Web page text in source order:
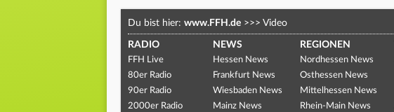
Du bist hier: www.FFH.de >>> Video
RADIO
FFH Live
80er Radio
90er Radio
2000er Radio
NEWS
Hessen News
Frankfurt News
Wiesbaden News
Mainz News
REGIONEN
Nordhessen News
Osthessen News
Mittelhessen News
Rhein-Main News